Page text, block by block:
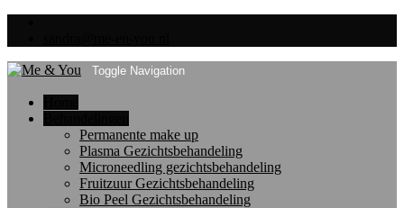
Toggle Navigation
Permanente make up
Plasma Gezichtsbehandeling
Microneedling gezichtsbehandeling
Fruitzuur Gezichtsbehandeling
Bio Peel Gezichtsbehandeling